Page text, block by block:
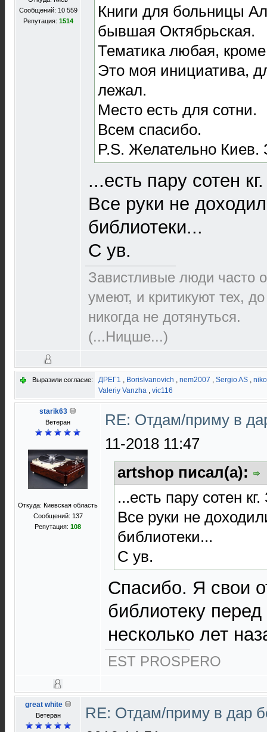
Сообщений: 10 559
Репутация: 1514
Книги для больницы
бывшая Октябрьская.
Тематика любая,
Это моя инициатива,
лежал.
Место есть для сотни.
Всем спасибо.
P.S. Желательно Киев.
...есть пару сотен
Все руки не
библиотеки...
С ув.
Завистливые люди часто
умеют, и критикуют тех,
никогда не дотянуться.
(...Ницше...)
Выразили согласие: ДРЕГ1 , BorisIvanovich , nem2007 , Sergio AS , niko
Valeriy Vanzha , vic116
starik63
Ветеран
Откуда: Киевская область
Сообщений: 137
Репутация: 108
RE: Отдам/приму в
11-2018 11:47
artshop писал(а):
...есть пару сотен
Все руки не
библиотеки...
С ув.
Спасибо. Я свои
библиотеку
несколько лет
EST PROSPERO
great white
Ветеран
RE: Отдам/приму в дар